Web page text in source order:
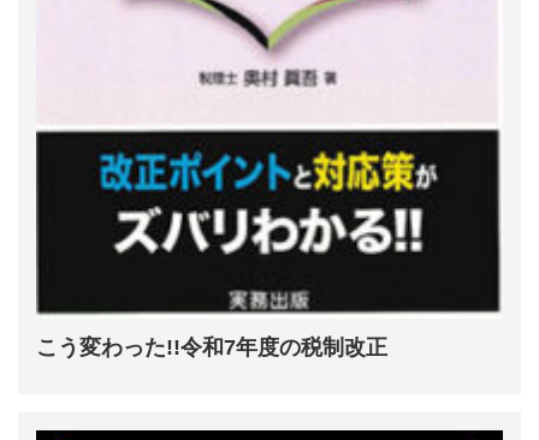
こう変わった!!令和7年度の税制改正